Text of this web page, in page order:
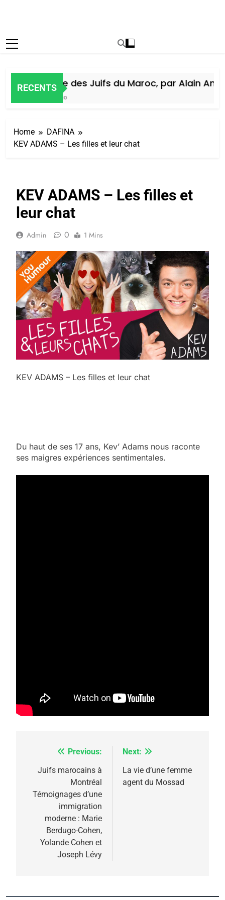
RECENTS
Histoire des Juifs du Maroc, par Alain Amiel
Home
DAFINA
KEV ADAMS – Les filles et leur chat
KEV ADAMS – Les filles et
leur chat
Admin 0 1 Mins
KEV ADAMS – Les filles et leur chat
Du haut de ses 17 ans, Kev’ Adams nous raconte
ses maigres expériences sentimentales.
Navigation
de
l’article
Previous:
Juifs marocains à
Montréal
Témoignages d’une
immigration
moderne : Marie
Berdugo-Cohen,
Yolande Cohen et
Joseph Lévy
Next:
La vie d’une femme
agent du Mossad
meurtrière selon le
rapport d’ADL contre
l’antisémitisme
FIÈRE, DIGNE ET RÉSILIENTE :
POURQUOI JE REVENDIQUE
MA JUDAÏTE par Thérèse
Zrihen-Dvir
ISRAÉL
JUDAISME